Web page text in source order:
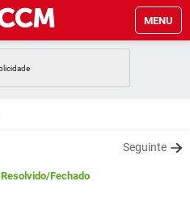
MENU
GMAIL
WHATSAPP
Seguinte
Resolvido/Fechado